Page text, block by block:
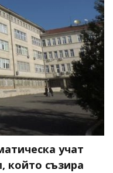
учат
който съзира